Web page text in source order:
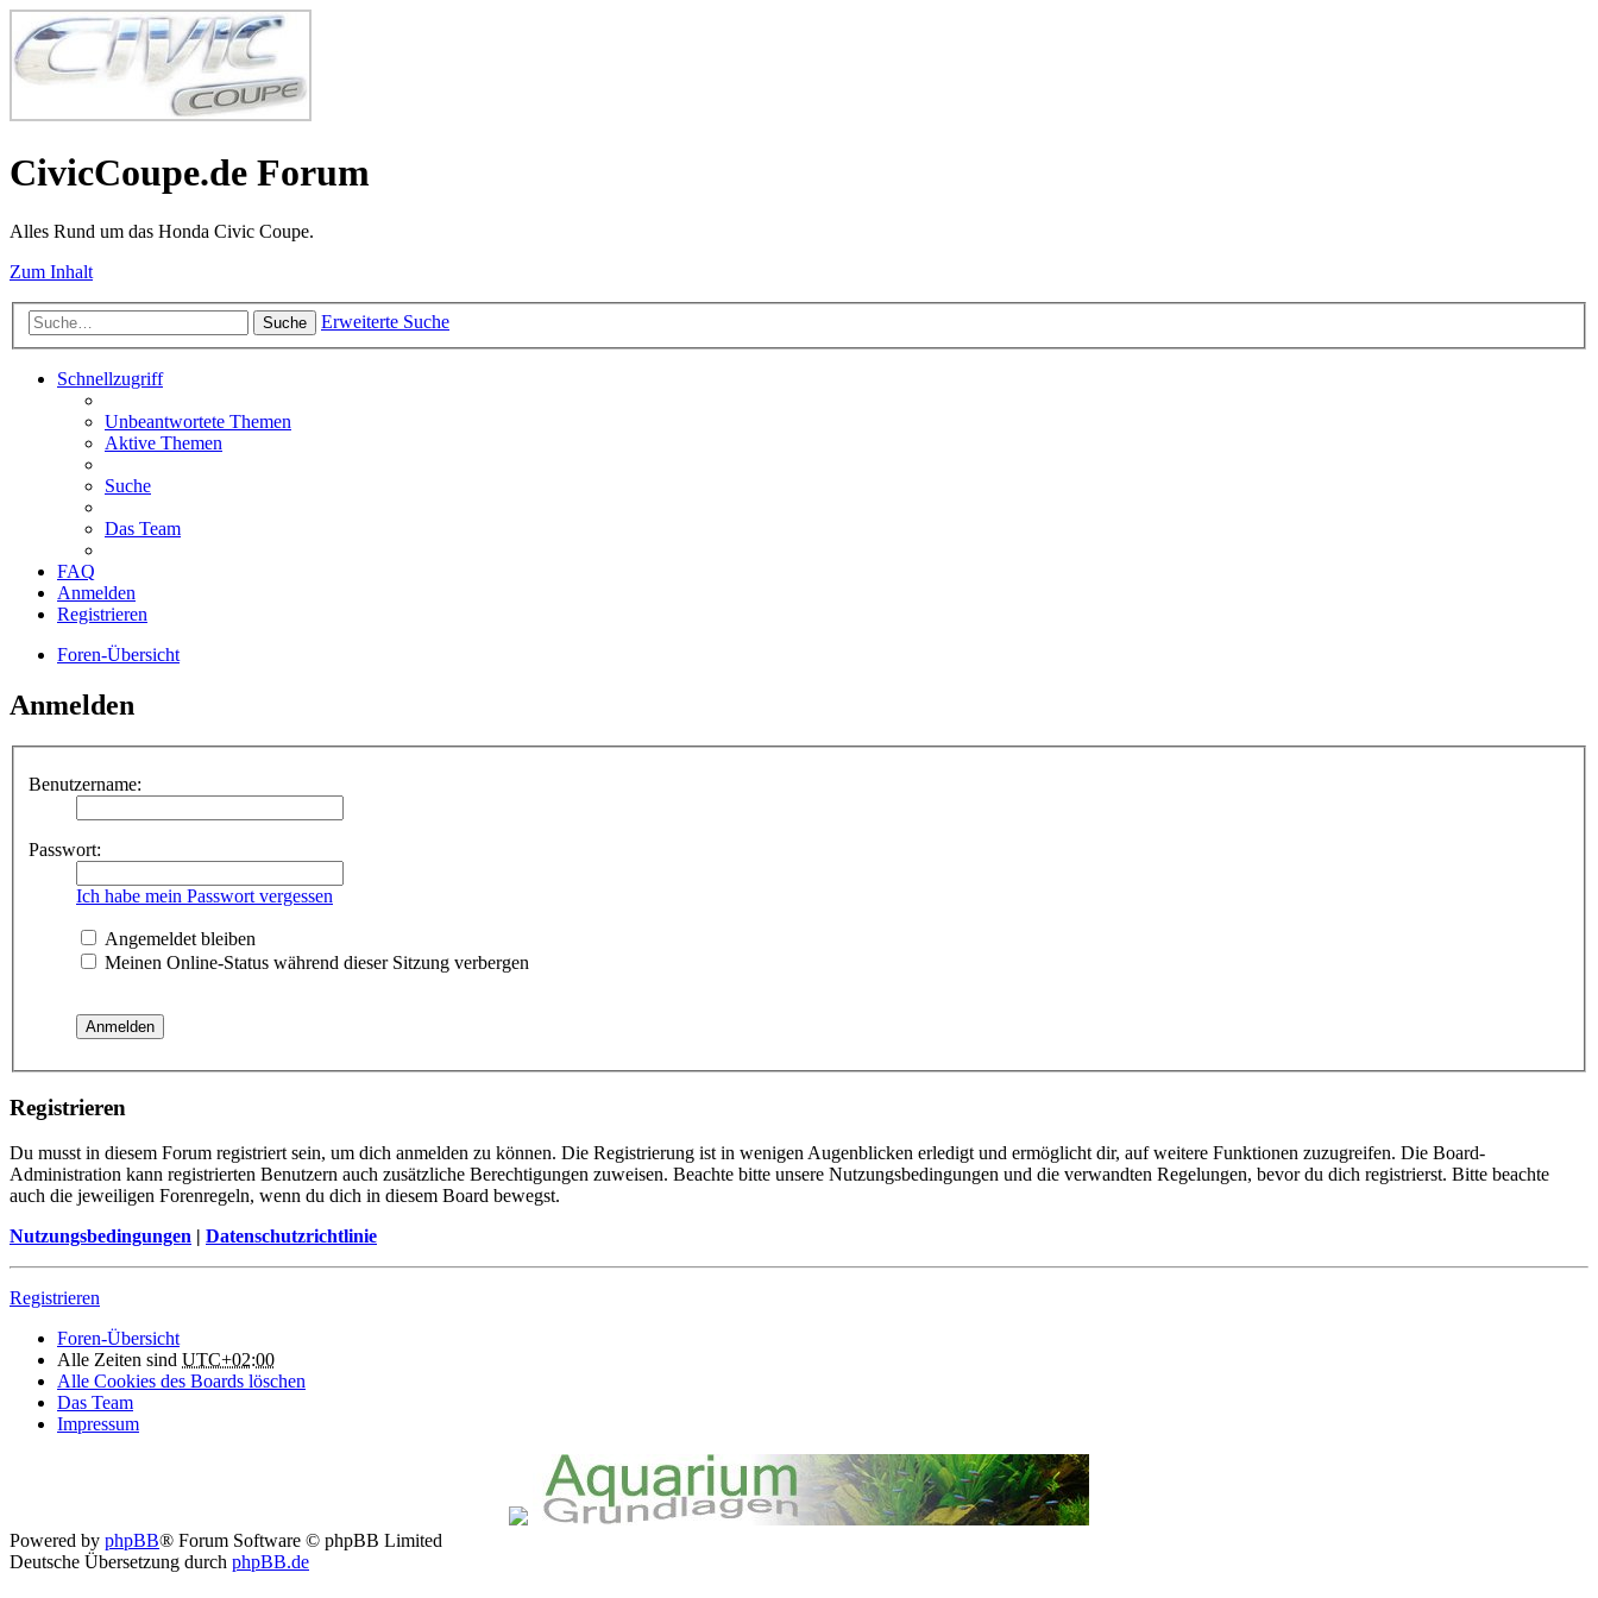
CivicCoupe.de Forum
Alles Rund um das Honda Civic Coupe.
Zum Inhalt
Suche Erweiterte Suche
Schnellzugriff
Unbeantwortete Themen
Aktive Themen
Suche
Das Team
FAQ
Anmelden
Registrieren
Foren-Übersicht
Anmelden
Benutzername:
Passwort:
Ich habe mein Passwort vergessen
Angemeldet bleiben
Meinen Online-Status während dieser Sitzung verbergen
Registrieren
Du musst in diesem Forum registriert sein, um dich anmelden zu können. Die Registrierung ist in wenigen Augenblicken erledigt und ermöglicht dir, auf weitere Funktionen zuzugreifen. Die Board-
Administration kann registrierten Benutzern auch zusätzliche Berechtigungen zuweisen. Beachte bitte unsere Nutzungsbedingungen und die verwandten Regelungen, bevor du dich registrierst. Bitte beachte
auch die jeweiligen Forenregeln, wenn du dich in diesem Board bewegst.
Nutzungsbedingungen | Datenschutzrichtlinie
Registrieren
Foren-Übersicht
Alle Zeiten sind UTC+02:00
Alle Cookies des Boards löschen
Das Team
Impressum
Powered by phpBB® Forum Software © phpBB Limited
Deutsche Übersetzung durch phpBB.de